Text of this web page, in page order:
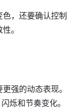
，还要确认控制
。
强的动态表现。
烁和节奏变化。